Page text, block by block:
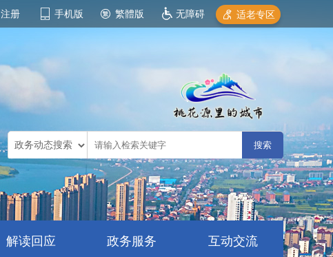
注册 手机版 繁體版 无障碍 适老专区
解读回应 政务服务 互动交流